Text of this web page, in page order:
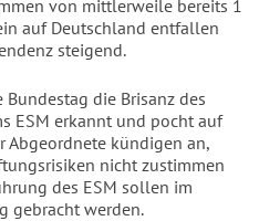
von mittlerweile bereits 1
auf Deutschland entfallen
steigend.
die Brisanz des
ESM erkannt und pocht auf
Abgeordnete kündigen an,
nicht zustimmen
des ESM sollen im
gebracht werden.